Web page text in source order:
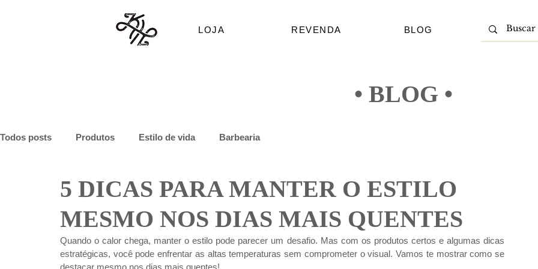
LOJA REVENDA BLOG
• BLOG •
Todos posts Produtos Estilo de vida Barbearia
5 DICAS PARA MANTER O ESTILO
MESMO NOS DIAS MAIS QUENTES
Quando o calor chega, manter o estilo pode parecer um desafio. Mas com os produtos certos e algumas dicas
estratégicas, você pode enfrentar as altas temperaturas sem comprometer o visual. Vamos te mostrar como se